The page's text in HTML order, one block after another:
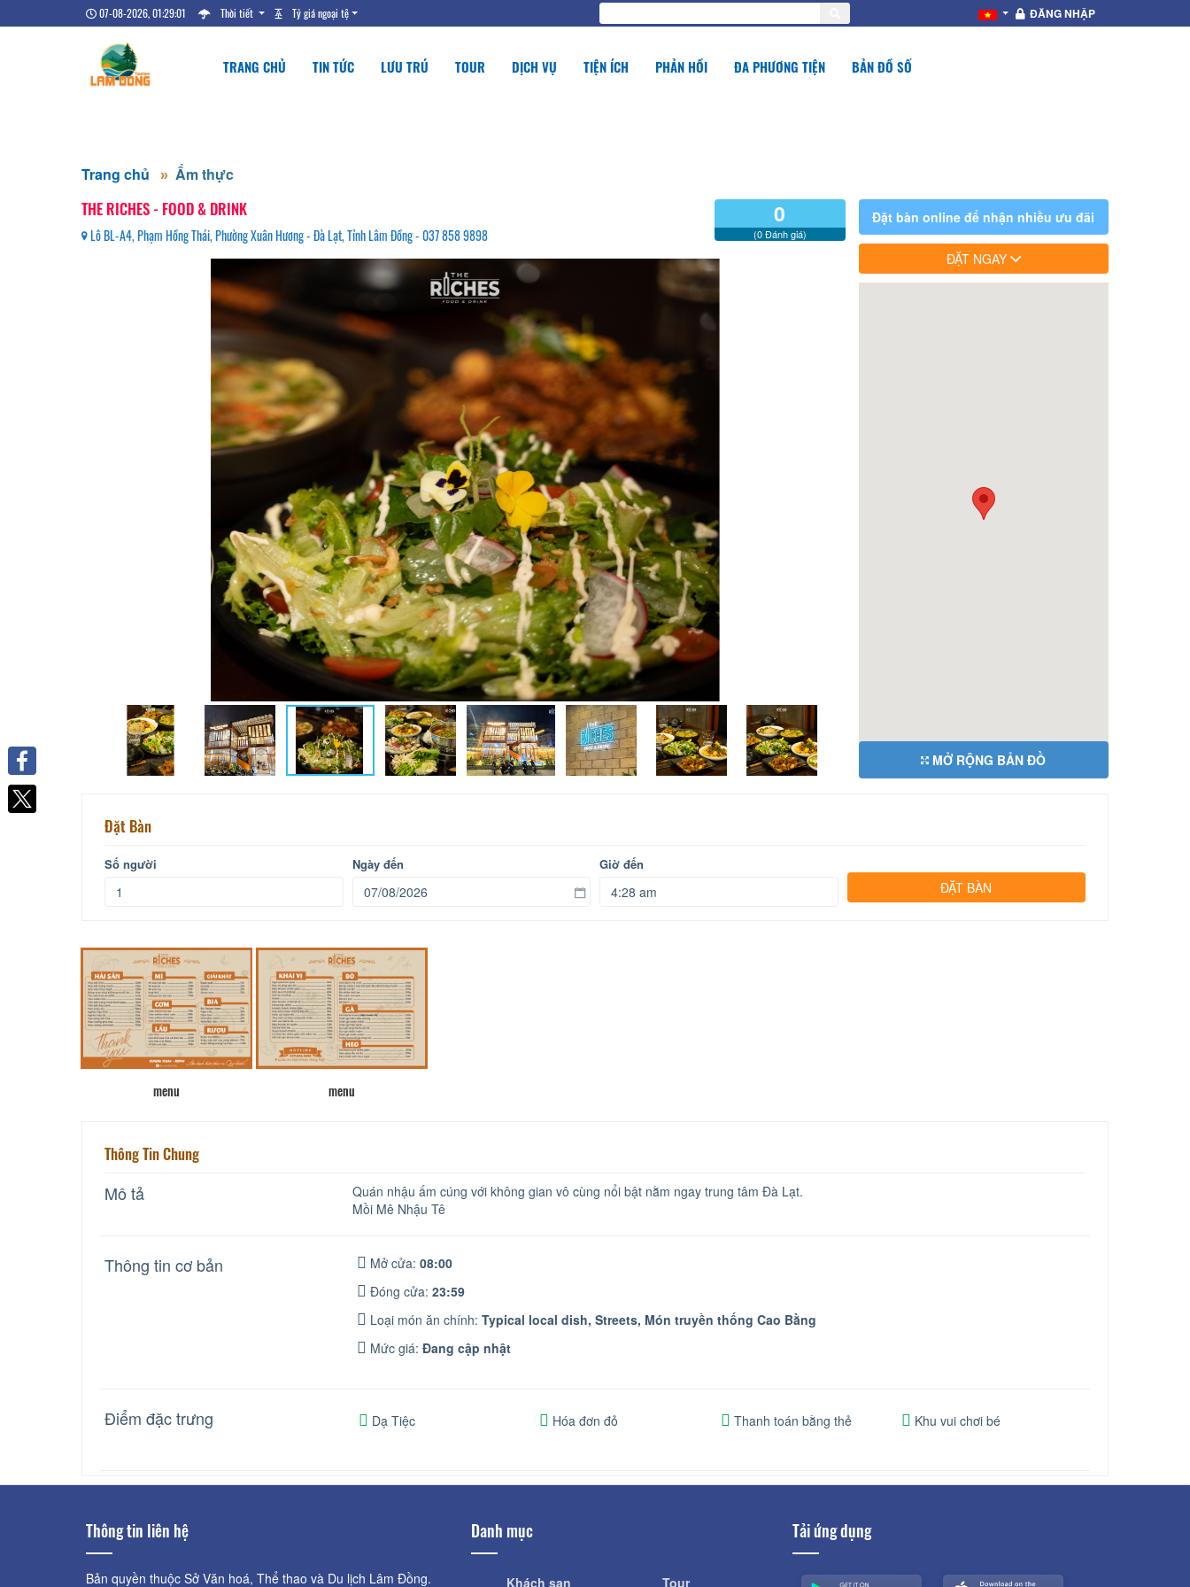
07-08-2026, 01:29:01 Thời tiết Tỷ giá ngoại tệ ĐĂNG NHẬP
TRANG CHỦ TIN TỨC LƯU TRÚ TOUR DỊCH VỤ TIỆN ÍCH PHẢN HỒI ĐA PHƯƠNG TIỆN BẢN ĐỒ SỐ
Trang chủ Ẩm thực
THE RICHES - FOOD & DRINK
Lô BL-A4, Phạm Hồng Thái, Phường Xuân Hương - Đà Lạt, Tỉnh Lâm Đồng - 037 858 9898
0
(0 Đánh giá)
Đặt bàn online để nhận nhiều ưu đãi
ĐẶT NGAY
MỞ RỘNG BẢN ĐỒ
Đặt Bàn
Số người Ngày đến Giờ đến
menu menu
Thông Tin Chung
Mô tả
Quán nhậu ấm cúng với không gian vô cùng nổi bật nằm ngay trung tâm Đà Lạt.
Mồi Mê Nhậu Tê
Thông tin cơ bản Mở cửa: 08:00
Đóng cửa: 23:59
Loại món ăn chính: Typical local dish, Streets, Món truyền thống Cao Bằng
Mức giá: Đang cập nhật
Điểm đặc trưng Dạ Tiệc Hóa đơn đỏ Thanh toán bằng thẻ Khu vui chơi bé
Thông tin liên hệ
Bản quyền thuộc Sở Văn hoá, Thể thao và Du lịch Lâm Đồng.
Danh mục
Khách sạn Tour
Tải ứng dụng
Facebook